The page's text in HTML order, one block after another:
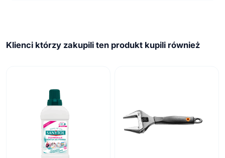
Klienci którzy zakupili ten produkt kupili również